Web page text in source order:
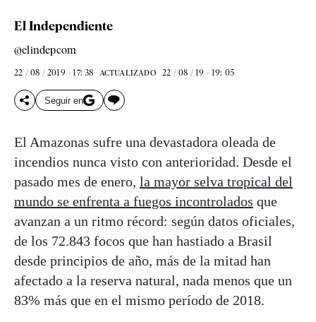
El Independiente
@elindepcom
22 / 08 / 2019 - 17: 38 ACTUALIZADO 22 / 08 / 19 - 19: 05
Seguir en
El Amazonas sufre una devastadora oleada de
incendios nunca visto con anterioridad. Desde el
pasado mes de enero, la mayor selva tropical del
mundo se enfrenta a fuegos incontrolados que
avanzan a un ritmo récord: según datos oficiales,
de los 72.843 focos que han hastiado a Brasil
desde principios de año, más de la mitad han
afectado a la reserva natural, nada menos que un
83% más que en el mismo período de 2018.